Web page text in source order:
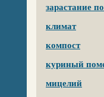
зарастание
климат
компост
куриный
мицелий